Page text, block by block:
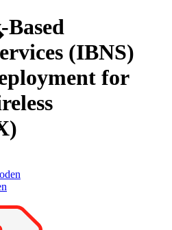
(IBNS)
for